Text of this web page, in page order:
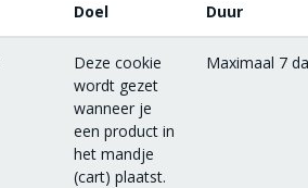
Doel Duur
Deze cookie
wordt gezet
wanneer je
een product in
het mandje
(cart) plaatst.
Maximaal 7